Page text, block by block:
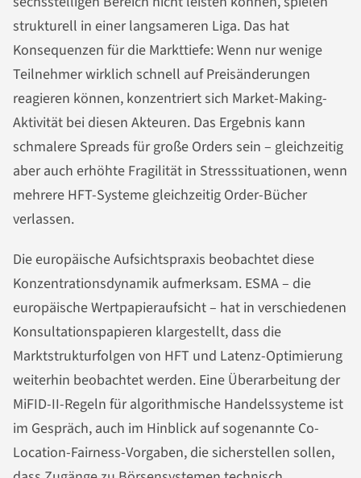
strukturell in einer langsameren Liga. Das hat
Konsequenzen für die Markttiefe: Wenn nur wenige
Teilnehmer wirklich schnell auf Preisänderungen
reagieren können, konzentriert sich Market-Making-
Aktivität bei diesen Akteuren. Das Ergebnis kann
schmalere Spreads für große Orders sein – gleichzeitig
aber auch erhöhte Fragilität in Stresssituationen, wenn
mehrere HFT-Systeme gleichzeitig Order-Bücher
verlassen.
Die europäische Aufsichtspraxis beobachtet diese
Konzentrationsdynamik aufmerksam. ESMA – die
europäische Wertpapieraufsicht – hat in verschiedenen
Konsultationspapieren klargestellt, dass die
Marktstrukturfolgen von HFT und Latenz-Optimierung
weiterhin beobachtet werden. Eine Überarbeitung der
MiFID-II-Regeln für algorithmische Handelssysteme ist
im Gespräch, auch im Hinblick auf sogenannte Co-
Location-Fairness-Vorgaben, die sicherstellen sollen,